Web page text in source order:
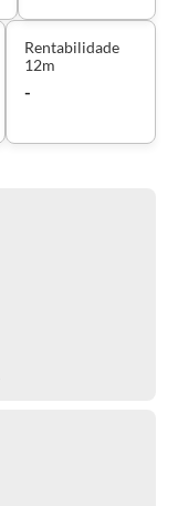
Rentabilidade
12m
-